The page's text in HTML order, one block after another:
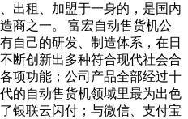
出租、加盟于一身的，是国内
商之一。 富宏自动售货机公
自己的研发、制造体系，在日
断创新出多种符合现代社会合
项功能；公司产品全部经过十
的自动售货机领域里最为出色
银联云闪付；与微信、支付宝